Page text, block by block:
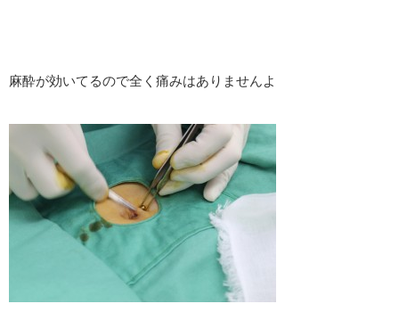
麻酔が効いてるので全く痛みはありませんよ